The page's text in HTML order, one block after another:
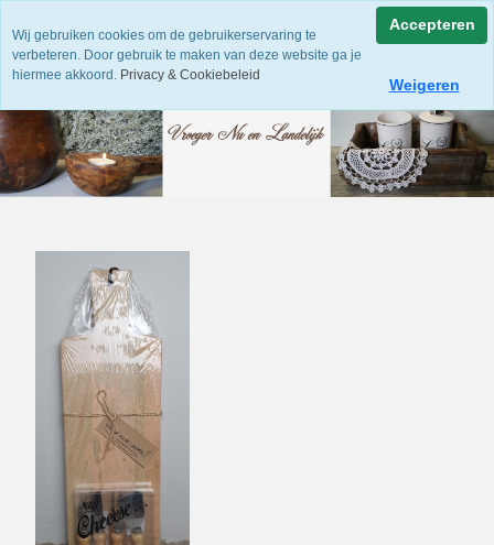
Wij gebruiken cookies om de gebruikerservaring te
verbeteren. Door gebruik te maken van deze website ga je
hiermee akkoord. Privacy & Cookiebeleid
Accepteren
Weigeren